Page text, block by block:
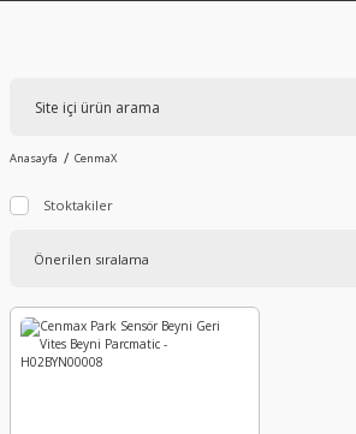
Anasayfa CenmaX
Stoktakiler